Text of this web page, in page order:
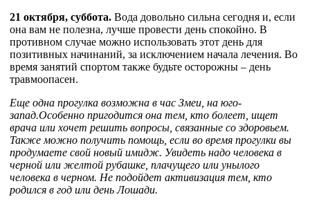
21 октября, суббота. Вода довольно сильна сегодня и, если
она вам не полезна, лучше провести день спокойно. В
противном случае можно использовать этот день для
позитивных начинаний, за исключением начала лечения. Во
время занятий спортом также будьте осторожны – день
травмоопасен.
Еще одна прогулка возможна в час Змеи, на юго-
запад.Особенно пригодится она тем, кто болеет, ищет
врача или хочет решить вопросы, связанные со здоровьем.
Также можно получить помощь, если во время прогулки вы
продумаете свой новый имидж. Увидеть надо человека в
черной или желтой рубашке, плачущего или унылого
человека в черном. Не подойдет активизация тем, кто
родился в год или день Лошади.